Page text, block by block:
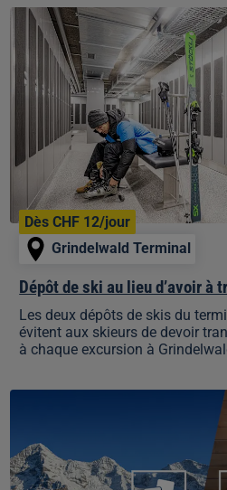
Dépôt
ski
au
lieu
d’avoir
skis
Dès CHF 12/jour
Grindelwald Terminal
Dépôt de ski au lieu d’avoir à
Les deux dépôts de skis du
évitent aux skieurs de devoir
à chaque excursion à
Ski
Jungfrau